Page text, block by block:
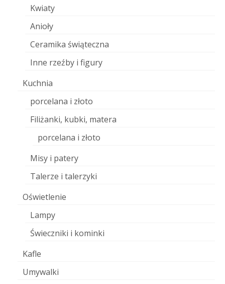
Kwiaty
Anioły
Ceramika świąteczna
Inne rzeźby i figury
Kuchnia
porcelana i złoto
Filiżanki, kubki, matera
porcelana i złoto
Misy i patery
Talerze i talerzyki
Oświetlenie
Lampy
Świeczniki i kominki
Kafle
Umywalki